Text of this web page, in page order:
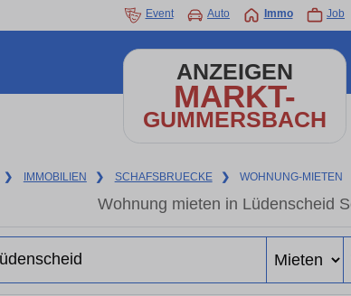
Event Auto Immo Job
ANZEIGEN
MARKT-
GUMMERSBACH
❯ IMMOBILIEN ❯ SCHAFSBRUECKE ❯ WOHNUNG-MIETEN
Wohnung mieten in Lüdenscheid